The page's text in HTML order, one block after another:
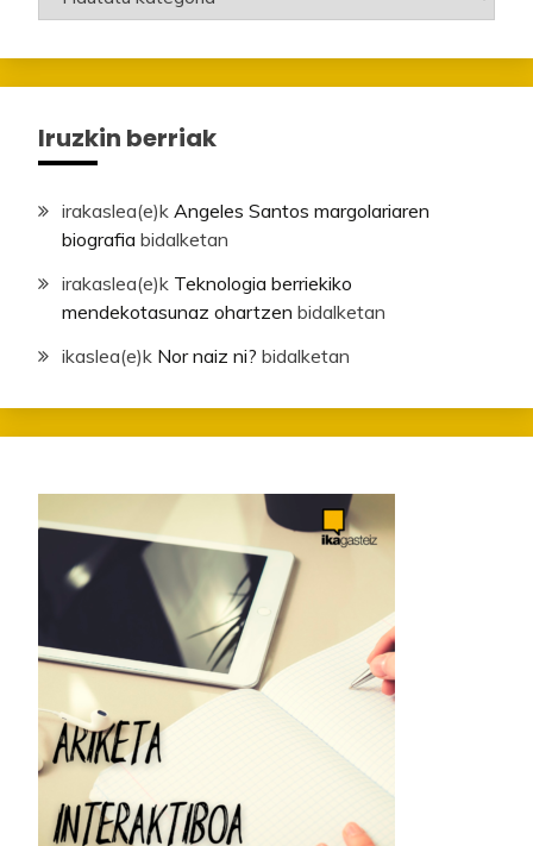
Iruzkin berriak
irakaslea(e)k Angeles Santos margolariaren
biografia bidalketan
irakaslea(e)k Teknologia berriekiko
mendekotasunaz ohartzen bidalketan
ikaslea(e)k Nor naiz ni? bidalketan